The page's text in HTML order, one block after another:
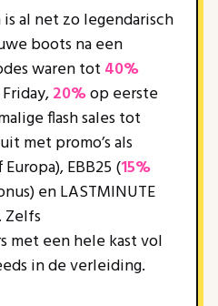
al net zo legendarisch
boots na een
waren tot 40%
20%op eerste
flash sales tot
met promo’s als
Europa), EBB25 (15%
en LASTMINUTE
Zelfs
met een hele kast vol
in de verleiding.